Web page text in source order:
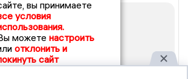
вы принимаете
условия
можете настроить
отклонить и
сайт